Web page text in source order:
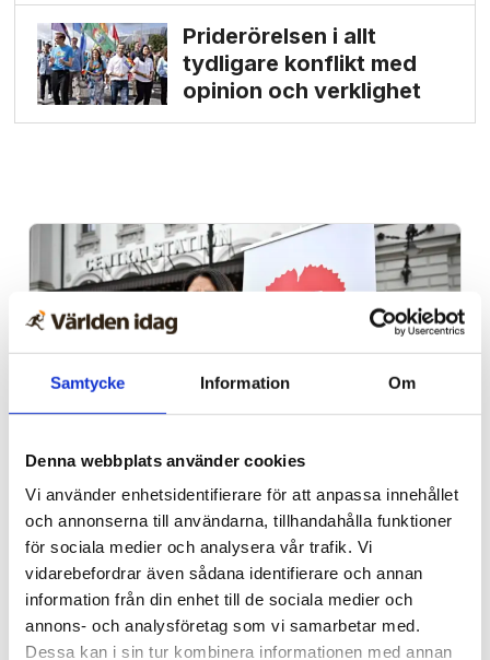
Samtycke Information Om
Denna webbplats använder cookies
Vi använder enhetsidentifierare för att anpassa innehållet
och annonserna till användarna, tillhandahålla funktioner
för sociala medier och analysera vår trafik. Vi
vidarebefordrar även sådana identifierare och annan
information från din enhet till de sociala medier och
annons- och analysföretag som vi samarbetar med.
Dessa kan i sin tur kombinera informationen med annan
Priderörelsen i allt
tydligare konflikt med
opinion och verklighet
Propalestinska rörelsen
Granskning: Fler V-
ledamöter skickade
stödbrev till terrorister